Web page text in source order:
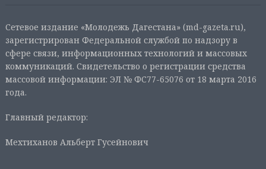
Сетевое издание «Молодежь Дагестана» (md-gazeta.ru),
зарегистрирован Федеральной службой по надзору в
сфере связи, информационных технологий и массовых
коммуникаций. Свидетельство о регистрации средства
массовой информации: ЭЛ № ФС77-65076 от 18 марта 2016
года.
Главный редактор:
Мехтиханов Альберт Гусейнович